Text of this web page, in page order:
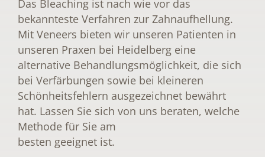
Das Bleaching ist nach wie vor das
bekannteste Verfahren zur Zahnaufhellung.
Mit Veneers bieten wir unseren Patienten in
unseren Praxen bei Heidelberg eine
alternative Behandlungsmöglichkeit, die sich
bei Verfärbungen sowie bei kleineren
Schönheitsfehlern ausgezeichnet bewährt
hat. Lassen Sie sich von uns beraten, welche
Methode für Sie am
besten geeignet ist.